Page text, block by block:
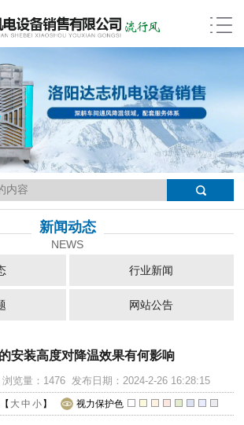
>>
新闻动态
NEWS
行业新闻
网站公告
安装高度对降温效果有何影响
览量：1476 发布日期：2024-2-26 16:28:15
大中 小 】 视力保护色